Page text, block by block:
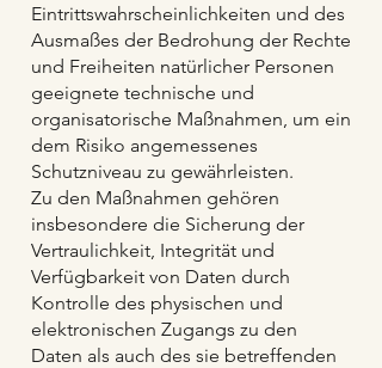
Eintrittswahrscheinlichkeiten und des
Ausmaßes der Bedrohung der Rechte
und Freiheiten natürlicher Personen
geeignete technische und
organisatorische Maßnahmen, um ein
dem Risiko angemessenes
Schutzniveau zu gewährleisten.
Zu den Maßnahmen gehören
insbesondere die Sicherung der
Vertraulichkeit, Integrität und
Verfügbarkeit von Daten durch
Kontrolle des physischen und
elektronischen Zugangs zu den
Daten als auch des sie betreffenden